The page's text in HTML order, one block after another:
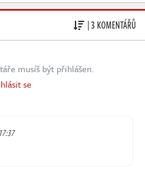
| 3 KOMENTÁŘŮ
musíš být přihlášen.
se